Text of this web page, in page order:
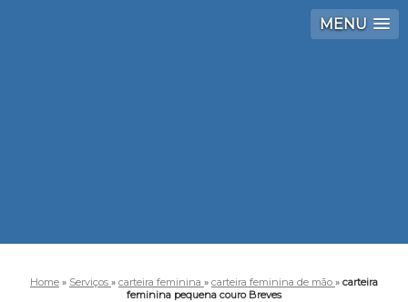
MENU
Home » Serviços » carteira feminina » carteira feminina de mão » carteira
feminina pequena couro Breves